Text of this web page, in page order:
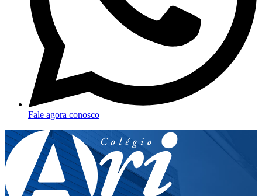
Fale agora conosco